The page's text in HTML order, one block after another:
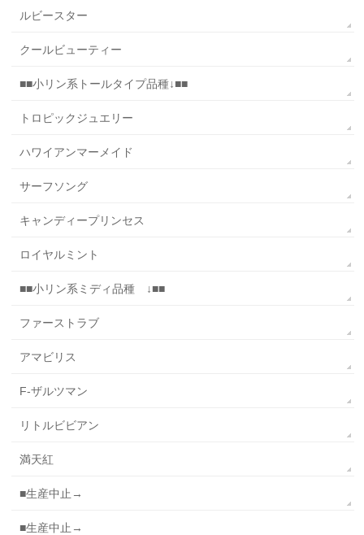
ルビースター
クールビューティー
■■小リン系トールタイプ品種↓■■
トロピックジュエリー
ハワイアンマーメイド
サーフソング
キャンディープリンセス
ロイヤルミント
■■小リン系ミディ品種 ↓■■
ファーストラブ
アマビリス
F-ザルツマン
リトルビビアン
満天紅
■生産中止→
■生産中止→